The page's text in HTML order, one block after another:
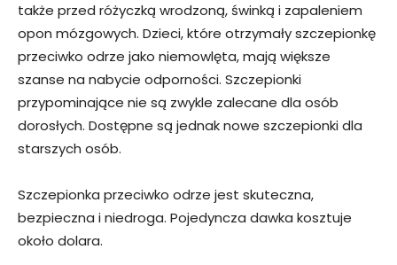
także przed różyczką wrodzoną, świnką i zapaleniem
opon mózgowych. Dzieci, które otrzymały szczepionkę
przeciwko odrze jako niemowlęta, mają większe
szanse na nabycie odporności. Szczepionki
przypominające nie są zwykle zalecane dla osób
dorosłych. Dostępne są jednak nowe szczepionki dla
starszych osób.
Szczepionka przeciwko odrze jest skuteczna,
bezpieczna i niedroga. Pojedyncza dawka kosztuje
około dolara.